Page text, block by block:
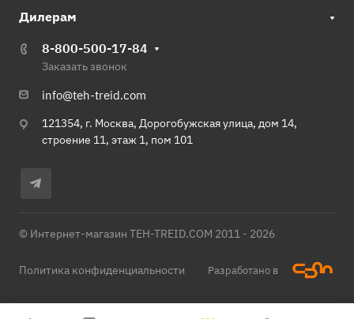
Дилерам
8-800-500-17-84
Заказать звонок
info@teh-treid.com
121354, г. Москва, Дорогобужская улица, дом 14,
строение 11, этаж 1, пом 101
© Интернет-магазин TEH-TREID.COM 2011 - 2026
Политика конфиденциальности Разработано в